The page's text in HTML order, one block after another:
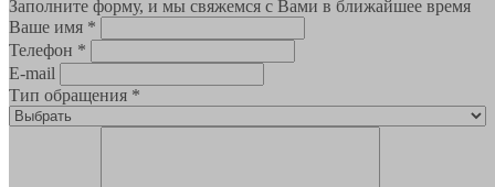
Заполните форму, и мы свяжемся с Вами в ближайшее время
Ваше имя *
Телефон *
E-mail
Тип обращения *